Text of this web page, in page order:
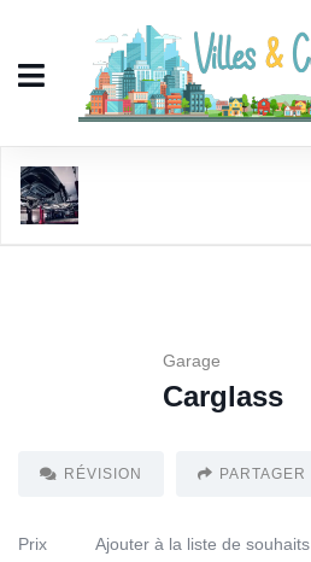
Garage
Carglass
RÉVISION PARTAGER
Prix Ajouter à la liste de souhaits